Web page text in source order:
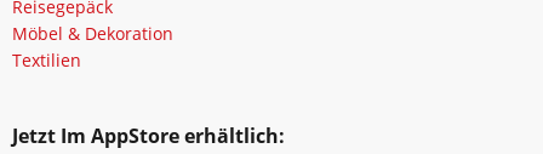
Reisegepäck
Möbel & Dekoration
Textilien
Jetzt Im AppStore erhältlich: